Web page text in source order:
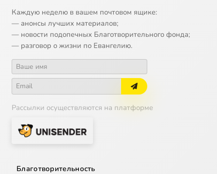
Каждую неделю в вашем почтовом ящике:
— анонсы лучших материалов;
— новости подопечных Благотворительного фонда;
— разговор о жизни по Евангелию.
Рассылки осуществляются на платформе
Благотворительность